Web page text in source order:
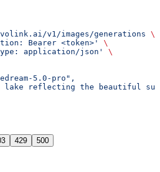
v1/images/generations \
Bearer <token>'
\
application/json'
\
5.0-pro",
lake reflecting the beautiful
429 500